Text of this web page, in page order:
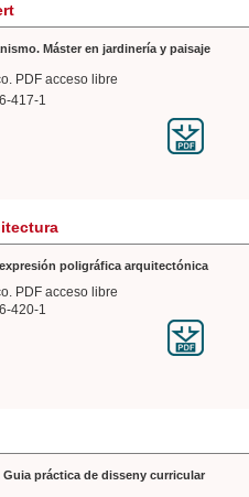
Máster en jardinería y paisaje
PDF acceso libre
417-1
poligráfica arquitectónica
PDF acceso libre
420-1
Guia práctica de disseny curricular